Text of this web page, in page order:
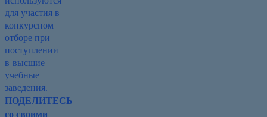
для участия в
конкурсном
отборе при
поступлении
в высшие
учебные
заведения.
ПОДЕЛИТЕСЬ
со своими